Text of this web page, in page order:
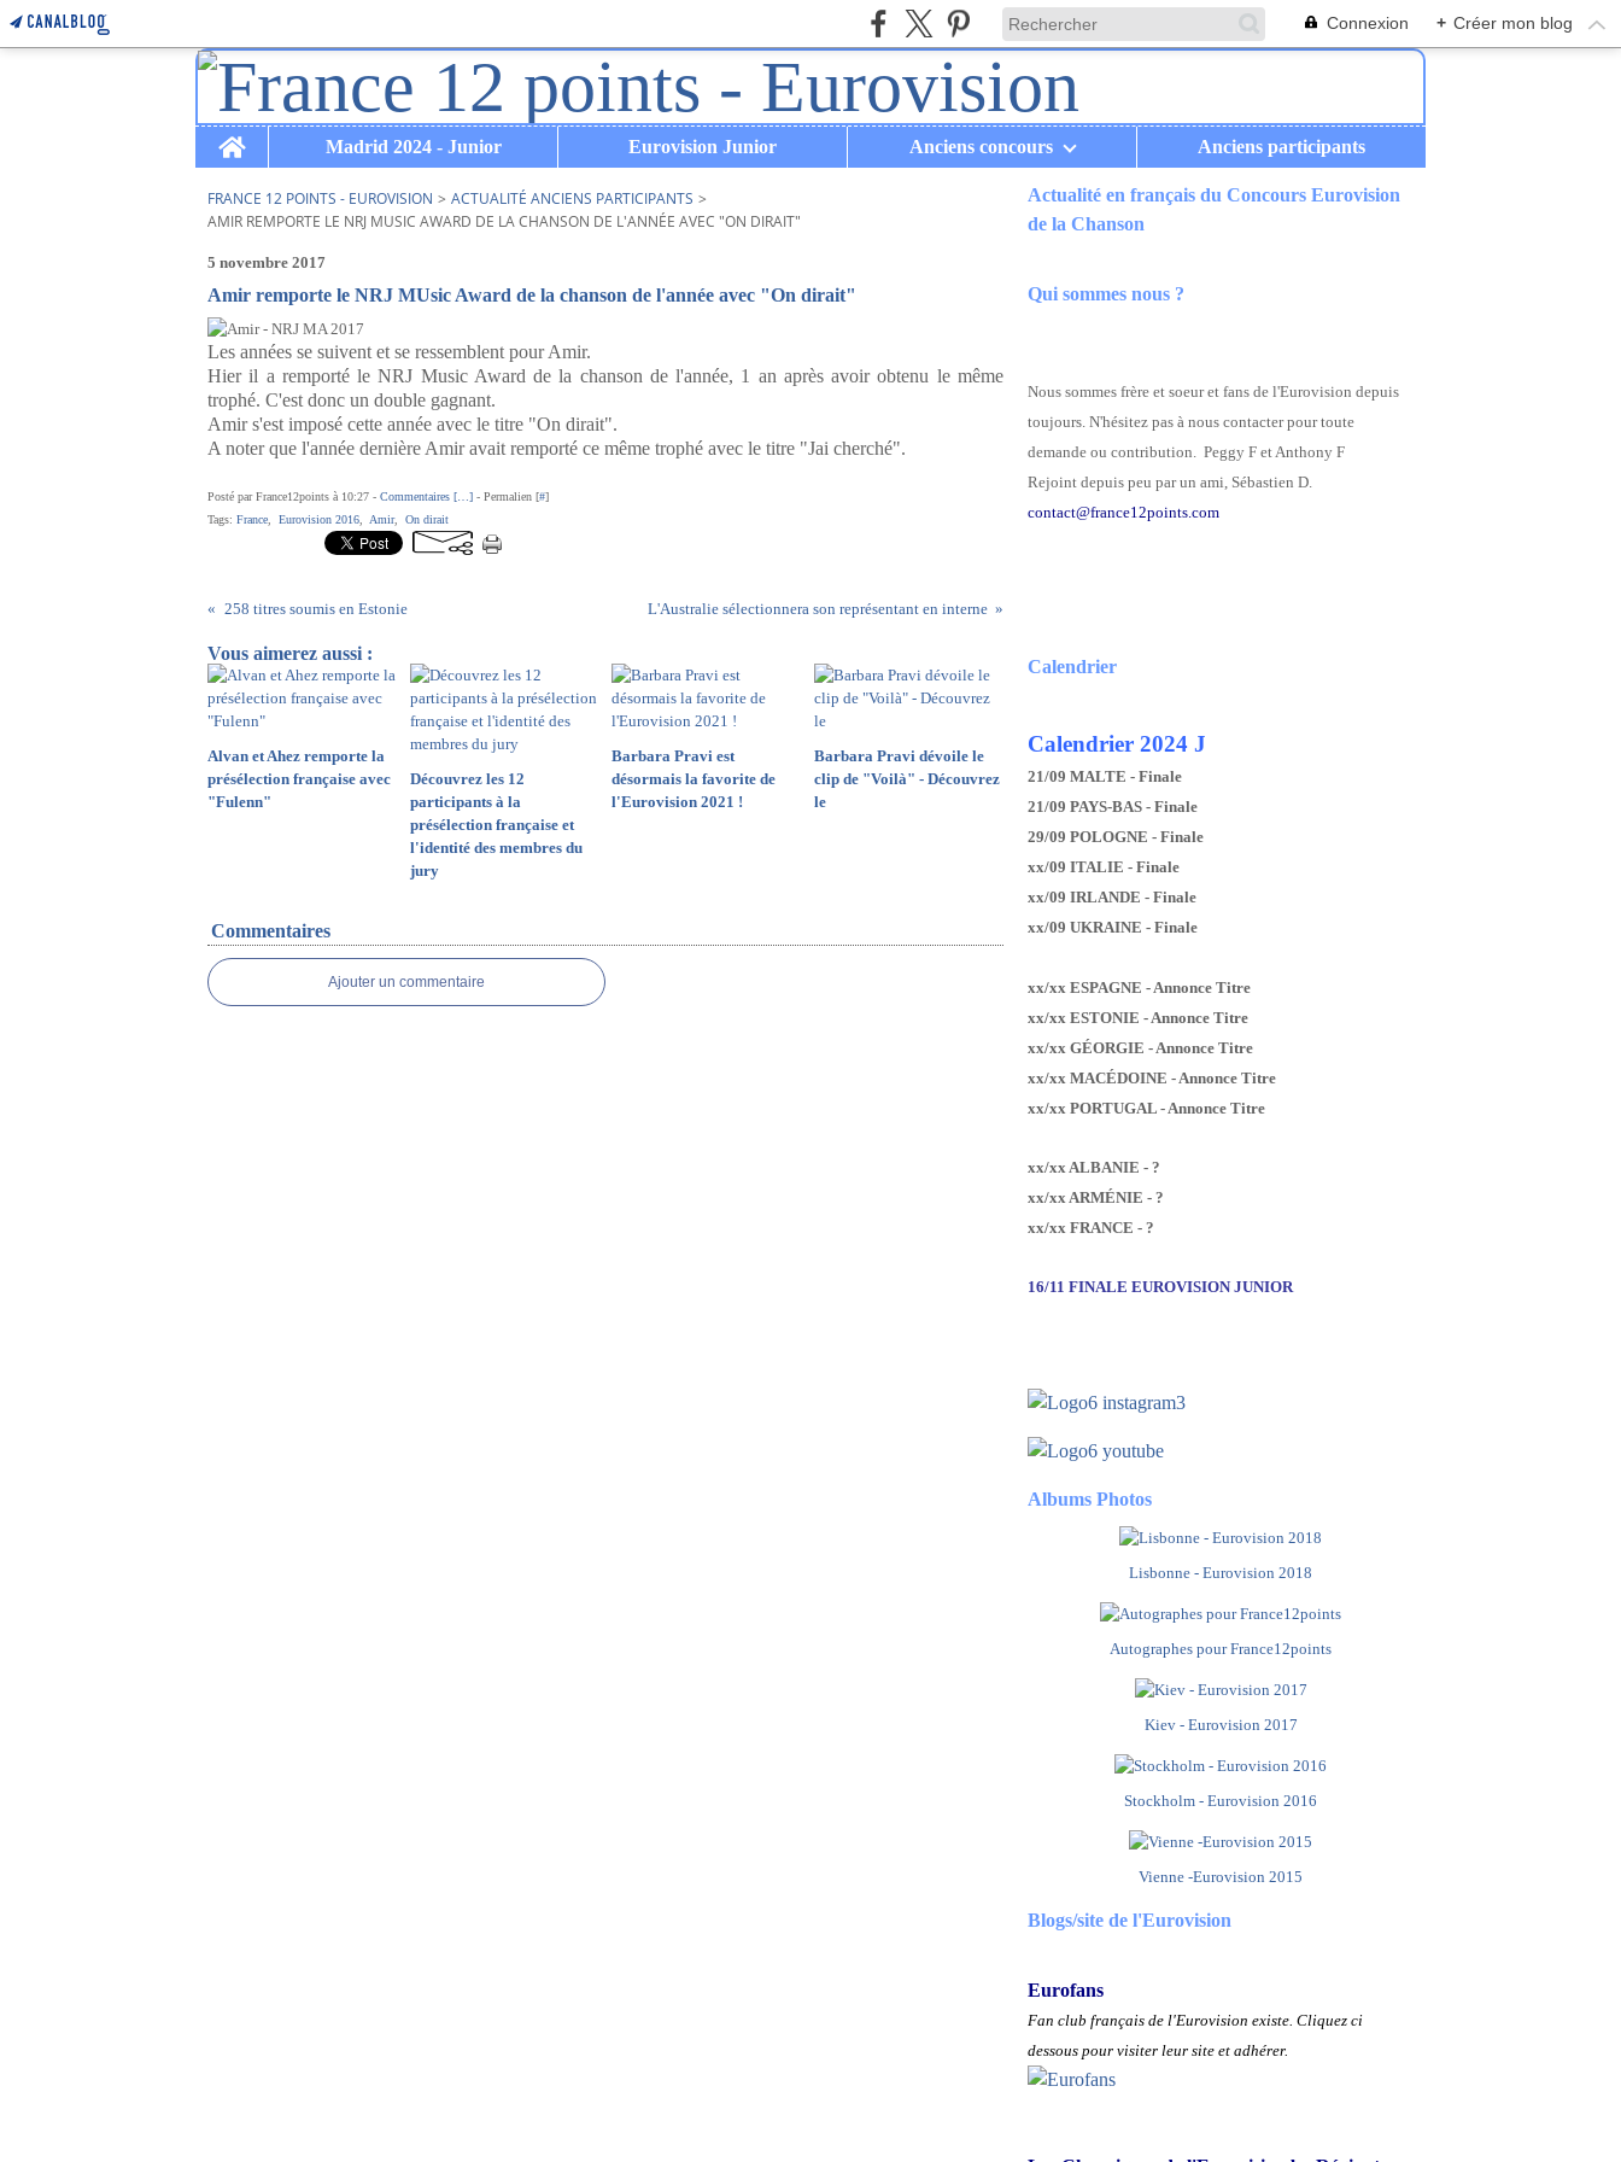
Connexion + Créer mon blog
Home
Madrid 2024 - Junior Eurovision Junior Anciens concours Anciens participants
FRANCE 12 POINTS - EUROVISION > ACTUALITÉ ANCIENS PARTICIPANTS >
AMIR REMPORTE LE NRJ MUSIC AWARD DE LA CHANSON DE L'ANNÉE AVEC "ON DIRAIT"
5 novembre 2017
Amir remporte le NRJ MUsic Award de la chanson de l'année avec "On dirait"
Les années se suivent et se ressemblent pour Amir.
Hier il a remporté le NRJ Music Award de la chanson de l'année, 1 an après avoir obtenu le même
trophé. C'est donc un double gagnant.
Amir s'est imposé cette année avec le titre "On dirait".
A noter que l'année dernière Amir avait remporté ce même trophé avec le titre "Jai cherché".
Posté par France12points à 10:27 - Commentaires [ ] - Permalien [#]
Tags: France Eurovision 2016 Amir, On dirait
258 titres soumis en Estonie L'Australie sélectionnera son représentant en interne
Vous aimerez aussi :
Alvan et Ahez remporte la
présélection française avec
"Fulenn"
Découvrez les 12
participants à la
présélection française et
l'identité des membres du
jury
Barbara Pravi est
désormais la favorite de
l'Eurovision 2021 !
Barbara Pravi dévoile le
clip de "Voilà" - Découvrez
le
Commentaires
Ajouter un commentaire
Actualité en français du Concours Eurovision
de la Chanson
Qui sommes nous ?
Nous sommes frère et soeur et fans de l'Eurovision depuis
toujours. N'hésitez pas à nous contacter pour toute
demande ou contribution. Peggy F et Anthony F
Rejoint depuis peu par un ami, Sébastien D.
contact@france12points.com
Calendrier
Calendrier 2024 J
21/09 MALTE - Finale
21/09 PAYS-BAS - Finale
29/09 POLOGNE - Finale
xx/09 ITALIE - Finale
xx/09 IRLANDE - Finale
xx/09 UKRAINE - Finale
xx/xx ESPAGNE - Annonce Titre
xx/xx ESTONIE - Annonce Titre
xx/xx GÉORGIE - Annonce Titre
xx/xx MACÉDOINE - Annonce Titre
xx/xx PORTUGAL - Annonce Titre
xx/xx ALBANIE - ?
xx/xx ARMÉNIE - ?
xx/xx FRANCE - ?
16/11 FINALE EUROVISION JUNIOR
Albums Photos
Lisbonne - Eurovision 2018
Autographes pour France12points
Kiev - Eurovision 2017
Stockholm - Eurovision 2016
Vienne -Eurovision 2015
Blogs/site de l'Eurovision
Eurofans
Fan club français de l'Eurovision existe. Cliquez ci
dessous pour visiter leur site et adhérer.